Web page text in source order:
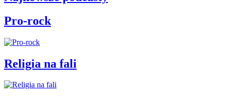
Pro-rock
Religia na fali